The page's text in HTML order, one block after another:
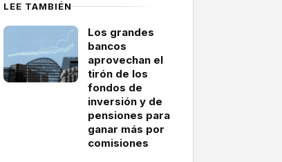
LEE TAMBIÉN
Los grandes
bancos
aprovechan el
tirón de los
fondos de
inversión y de
pensiones para
ganar más por
comisiones